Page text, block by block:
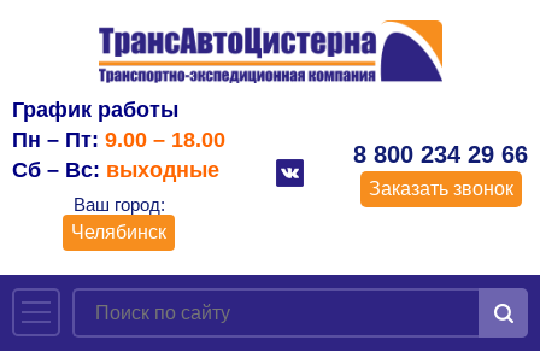
График работы
Пн – Пт: 9.00 – 18.00
Сб – Вс: выходные
Ваш город:
Челябинск
8 800 234 29 66
Заказать звонок